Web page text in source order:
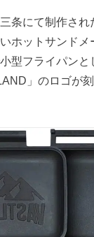
条にて制作され
ホットサンドメ
型フライパンと
」のロゴが